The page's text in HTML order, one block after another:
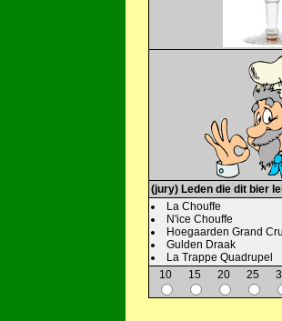
(jury) Leden die dit bier
La Chouffe
N'ice Chouffe
Hoegaarden Grand Cru
Gulden Draak
La Trappe Quadrupel
10
15 20 25